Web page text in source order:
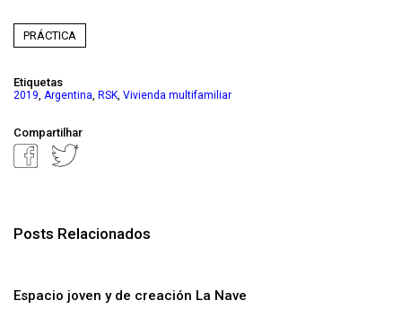
PRÁCTICA
Etiquetas
2019, Argentina, RSK, Vivienda multifamiliar
Compartilhar
Posts Relacionados
Espacio joven y de creación La Nave